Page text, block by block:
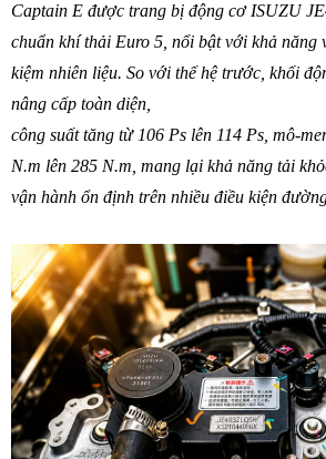
Captain E được trang bị động cơ ISUZU
chuẩn khí thải Euro 5, nổi bật với khả năng
kiệm nhiên liệu. So với thế hệ trước, khối
nâng cấp toàn diện,
công suất tăng từ 106 Ps lên 114 Ps, mô-
N.m lên 285 N.m, mang lại khả năng tải
vận hành ổn định trên nhiều điều kiện